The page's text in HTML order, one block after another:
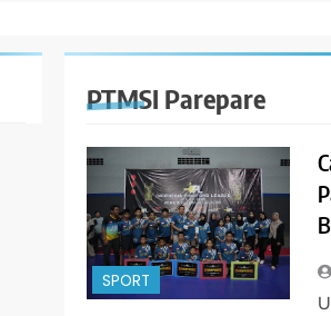
PTMSI Parepare
SPORT